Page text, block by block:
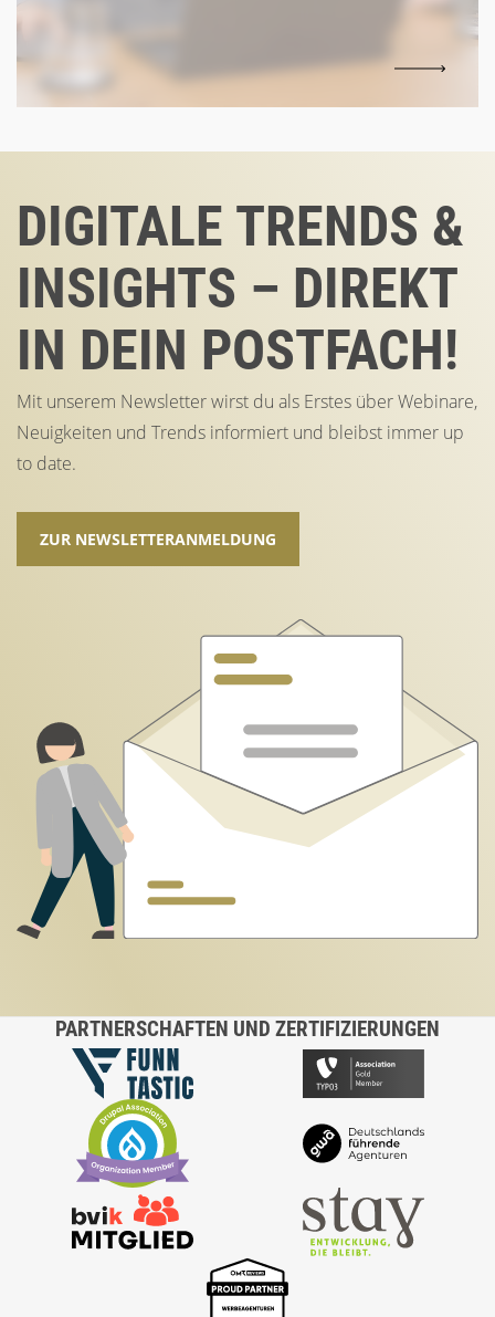
DIGITALE TRENDS &
INSIGHTS – DIREKT
IN DEIN POSTFACH!
Mit unserem Newsletter wirst du als Erstes über Webinare,
Neuigkeiten und Trends informiert und bleibst immer up
to date.
ZUR NEWSLETTERANMELDUNG
PARTNERSCHAFTEN UND ZERTIFIZIERUNGEN